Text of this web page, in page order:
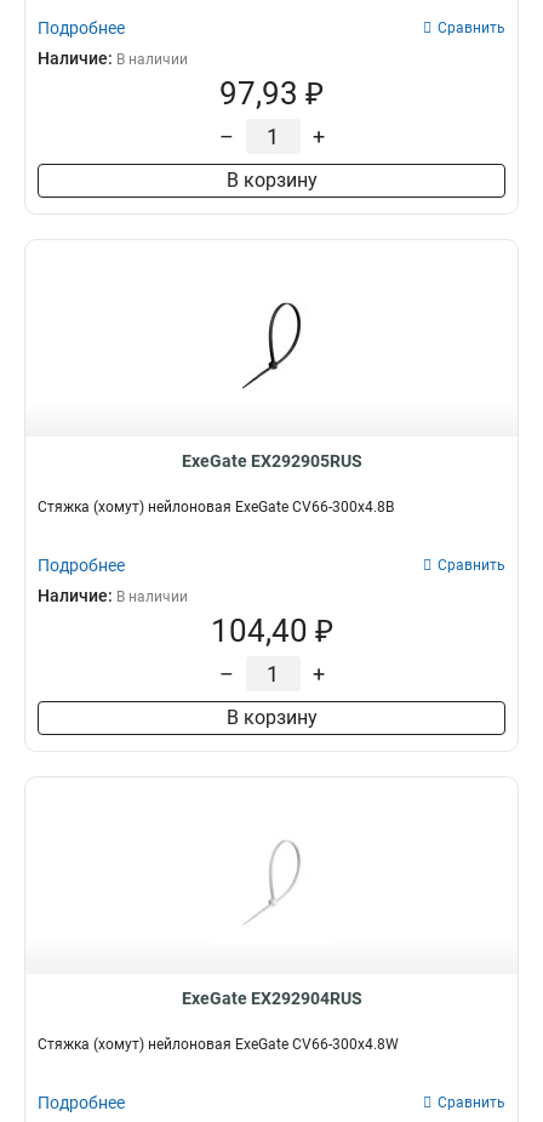
Подробнее Сравнить
Наличие: В наличии
97,93 ₽
– +
В корзину
ExeGate EX292905RUS
Стяжка (хомут) нейлоновая ExeGate CV66-300x4.8B
Подробнее Сравнить
Наличие: В наличии
104,40 ₽
– +
В корзину
ExeGate EX292904RUS
Стяжка (хомут) нейлоновая ExeGate CV66-300x4.8W
Подробнее Сравнить